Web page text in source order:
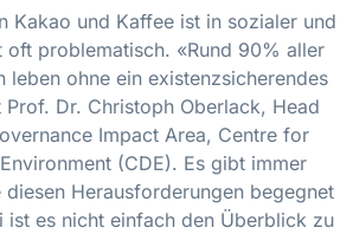
Kakao und Kaffee ist in sozialer und
problematisch. «Rund 90% aller
leben ohne ein existenzsicherendes
Prof. Dr. Christoph Oberlack, Head
Impact Area, Centre for
(CDE). Es gibt immer
diesen Herausforderungen begegnet
ist es nicht einfach den Überblick zu